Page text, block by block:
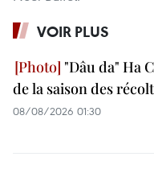
VOIR PLUS
"Dâu da" Ha
de la saison des
08/08/2026 01:30